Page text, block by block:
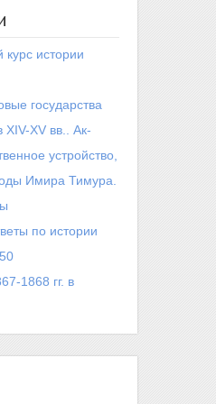
истории
государства
XIV-XV вв.. Ак-
устройство,
Имира Тимура.
по истории
1868 гг. в